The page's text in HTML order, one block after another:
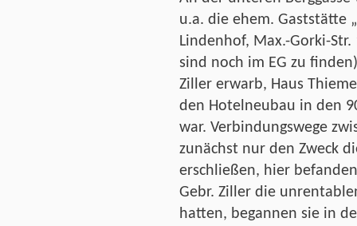
u.a. die ehem. Gaststätte
Lindenhof, Max.-Gorki-
sind noch im EG zu
Ziller erwarb, Haus
den Hotelneubau in den
war. Verbindungswege
zunächst nur den Zweck
erschließen, hier
Gebr. Ziller die
hatten, begannen sie in